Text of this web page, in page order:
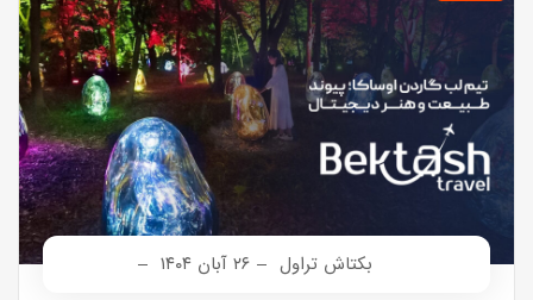
بکتاش تراول ۲۶ آبان ۱۴۰۴